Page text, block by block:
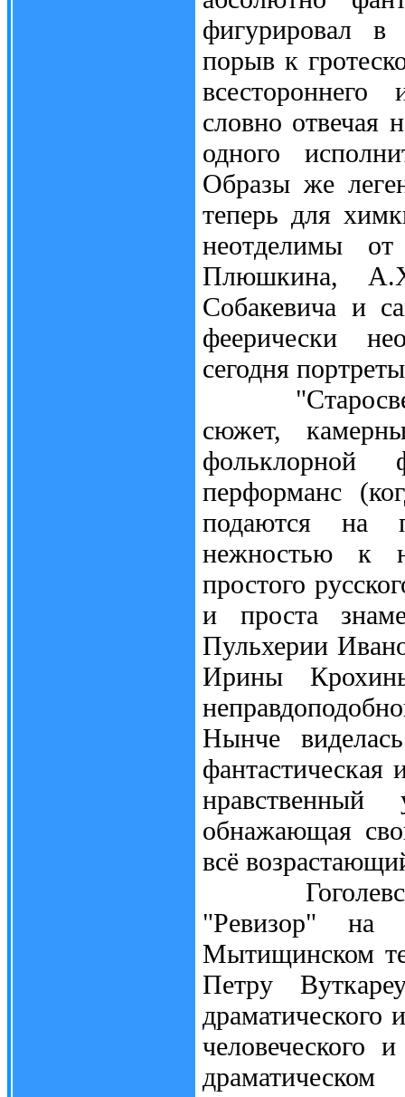
фигурировал в
порыв к
словно
одного
Образы же
теперь для
неотделимы
Плюшкина,
Собакевича и
феерически
сегодня
сюжет,
фольклорной
перформанс
подаются на
нежностью к
простого
и проста
Пульхерии
Ирины
Нынче
обнажающая
всё
"Ревизор" на
Мытищинском
Петру
драматического
человеческого